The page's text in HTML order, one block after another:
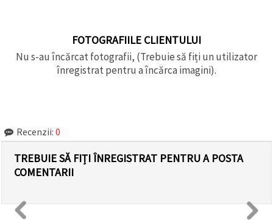
FOTOGRAFIILE CLIENTULUI
Nu s-au încărcat fotografii, (Trebuie să fiți un utilizator
înregistrat pentru a încărca imagini).
Recenzii: 0
TREBUIE SĂ FIȚI ÎNREGISTRAT PENTRU A POSTA
COMENTARII